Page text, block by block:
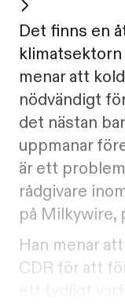
Det finns en
klimatsektorn
menar att
nödvändigt
det nästan
uppmanar
är ett
rådgivare
på Milkywire,
Han menar
CDR för att